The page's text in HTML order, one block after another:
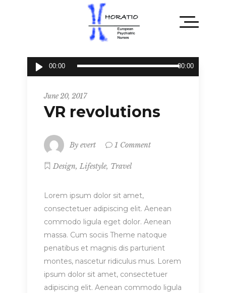
Audio
Player
00:00 00:00
June 20, 2017
VR revolutions
By evert 1 Comment
Design, Lifestyle, Travel
Lorem ipsum dolor sit amet,
consectetuer adipiscing elit. Aenean
commodo ligula eget dolor. Aenean
massa. Cum sociis Theme natoque
penatibus et magnis dis parturient
montes, nascetur ridiculus mus. Lorem
ipsum dolor sit amet, consectetuer
adipiscing elit. Aenean commodo ligula